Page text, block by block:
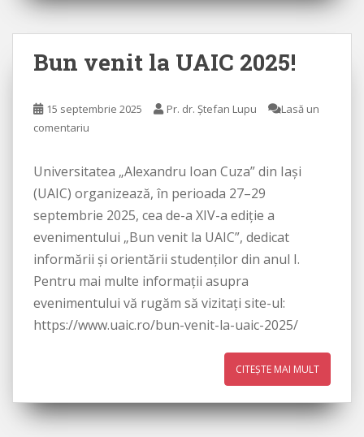
Bun venit la UAIC 2025!
15 septembrie 2025 Pr. dr. Ștefan Lupu
Lasă un
comentariu
Universitatea „Alexandru Ioan Cuza” din Iași
(UAIC) organizează, în perioada 27–29
septembrie 2025, cea de-a XIV-a ediție a
evenimentului „Bun venit la UAIC”, dedicat
informării și orientării studenților din anul I.
Pentru mai multe informații asupra
evenimentului vă rugăm să vizitați site-ul:
https://www.uaic.ro/bun-venit-la-uaic-2025/
CITEȘTE MAI MULT